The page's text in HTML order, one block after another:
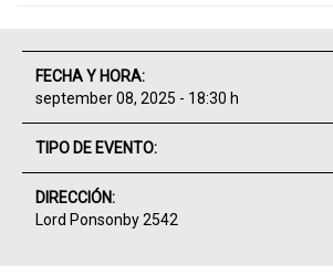
FECHA Y HORA:
september 08, 2025 - 18:30 h
TIPO DE EVENTO:
DIRECCIÓN:
Lord Ponsonby 2542